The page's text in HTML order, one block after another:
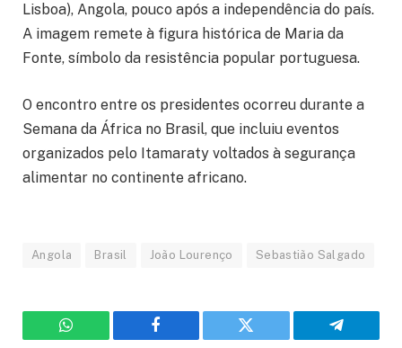
Lisboa), Angola, pouco após a independência do país.
A imagem remete à figura histórica de Maria da
Fonte, símbolo da resistência popular portuguesa.
O encontro entre os presidentes ocorreu durante a
Semana da África no Brasil, que incluiu eventos
organizados pelo Itamaraty voltados à segurança
alimentar no continente africano.
Angola Brasil João Lourenço Sebastião Salgado
WhatsApp Facebook Twitter Telegram